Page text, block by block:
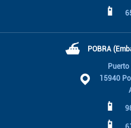
📱
⛴ POBRA
15940
📱
📱